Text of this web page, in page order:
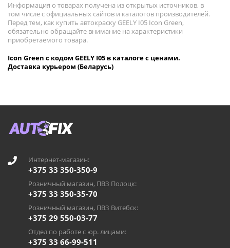
Информация о товарах получена из открытых источников, в
том числе с официальных сайтов и каталогов производителей.
Перед тем, как купить автокраску GEELY I05 Icon Green,
обязательно обращайте внимание на характеристики
приобретаемого товара.
Icon Green с кодом GEELY I05 в каталоге с ценами.
Доставка курьером (Беларусь)
Интернет-магазин:
+375 33 350-350-9
Розничный магазин, ПВЗ Полоцк:
+375 33 350-35-70
Розничный магазин, ПВЗ Витебск:
+375 29 550-03-77
Отдел по работе с юр. лицами:
+375 33 66-99-511